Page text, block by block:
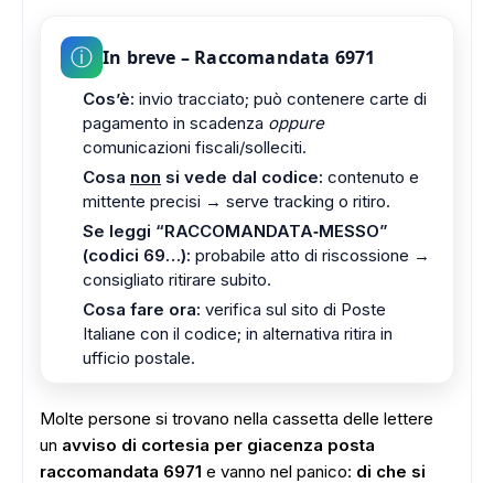
ⓘ In breve – Raccomandata 6971
Cos’è: invio tracciato; può contenere carte di
pagamento in scadenza oppure
comunicazioni fiscali/solleciti.
Cosa non si vede dal codice: contenuto e
mittente precisi → serve tracking o ritiro.
Se leggi “RACCOMANDATA‑MESSO”
(codici 69…): probabile atto di riscossione →
consigliato ritirare subito.
Cosa fare ora: verifica sul sito di Poste
Italiane con il codice; in alternativa ritira in
ufficio postale.
Molte persone si trovano nella cassetta delle lettere
un avviso di cortesia per giacenza posta
raccomandata 6971 e vanno nel panico: di che si